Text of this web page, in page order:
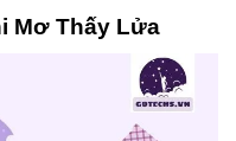
Mơ Thấy Lửa